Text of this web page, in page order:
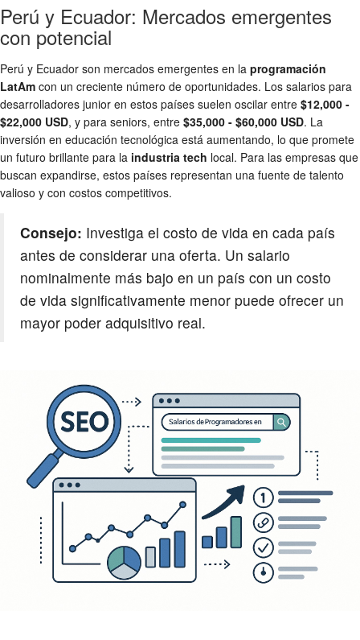
Perú y Ecuador: Mercados emergentes
con potencial
Perú y Ecuador son mercados emergentes en la programación
LatAm con un creciente número de oportunidades. Los salarios para
desarrolladores junior en estos países suelen oscilar entre $12,000 -
$22,000 USD, y para seniors, entre $35,000 - $60,000 USD. La
inversión en educación tecnológica está aumentando, lo que promete
un futuro brillante para la industria tech local. Para las empresas que
buscan expandirse, estos países representan una fuente de talento
valioso y con costos competitivos.
Consejo: Investiga el costo de vida en cada país
antes de considerar una oferta. Un salario
nominalmente más bajo en un país con un costo
de vida significativamente menor puede ofrecer un
mayor poder adquisitivo real.